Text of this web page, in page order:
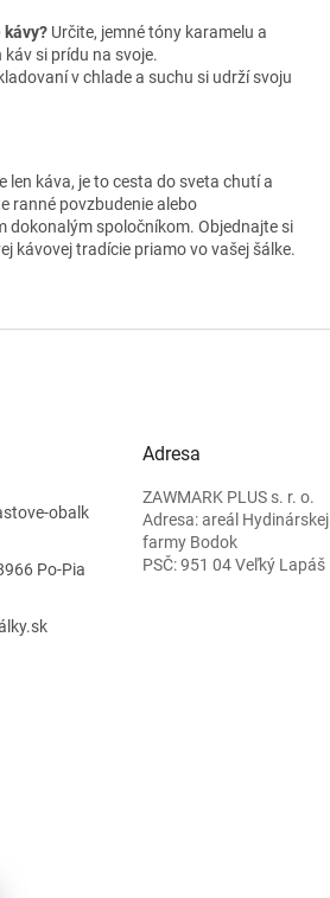
Určite, jemné tóny karamelu a
káv si prídu na svoje.
v chlade a suchu si udrží svoju
len káva, je to cesta do sveta chutí a
ranné povzbudenie alebo
dokonalým spoločníkom. Objednajte si
kávovej tradície priamo vo vašej šálke.
obalk
Po-Pia
Adresa
ZAWMARK PLUS s. r. o.
Adresa: areál Hydinárskej
farmy Bodok
PSČ: 951 04 Veľký Lapáš